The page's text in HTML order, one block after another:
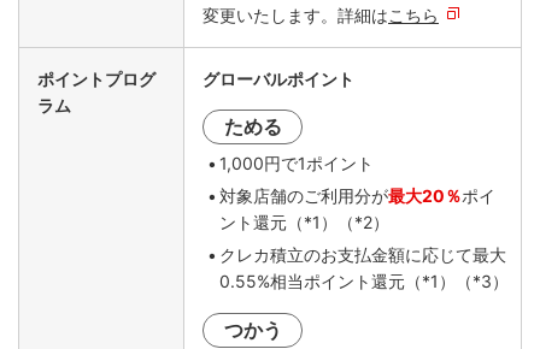
変更いたします。詳細はこちら
ポイントプログ
ラム
グローバルポイント
ためる
1,000円で1ポイント
対象店舗のご利用分が最大20％ポイ
ント還元（*1）（*2）
クレカ積立のお支払金額に応じて最大
0.55%相当ポイント還元（*1）（*3）
つかう